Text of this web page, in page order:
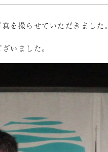
を撮らせていただきました。
いました。